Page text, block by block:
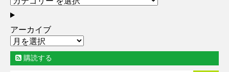
アーカイブ
購読する